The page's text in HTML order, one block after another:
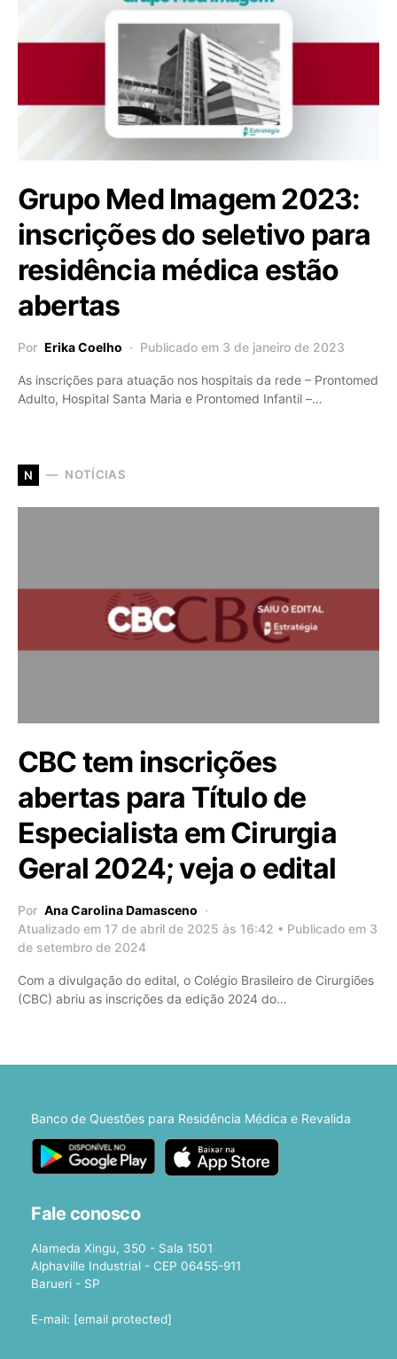
Grupo Med Imagem 2023:
inscrições do seletivo para
residência médica estão
abertas
Por Erika Coelho Publicado em 3 de janeiro de 2023
As inscrições para atuação nos hospitais da rede – Prontomed
Adulto, Hospital Santa Maria e Prontomed Infantil –…
N NOTÍCIAS
CBC tem inscrições
abertas para Título de
Especialista em Cirurgia
Geral 2024; veja o edital
Por Ana Carolina Damasceno
Atualizado em 17 de abril de 2025 às 16:42 • Publicado em 3
de setembro de 2024
Com a divulgação do edital, o Colégio Brasileiro de Cirurgiões
(CBC) abriu as inscrições da edição 2024 do…
Banco de Questões para Residência Médica e Revalida
Fale conosco
Alameda Xingu, 350 - Sala 1501
Alphaville Industrial - CEP 06455-911
Barueri - SP
E-mail: [email protected]